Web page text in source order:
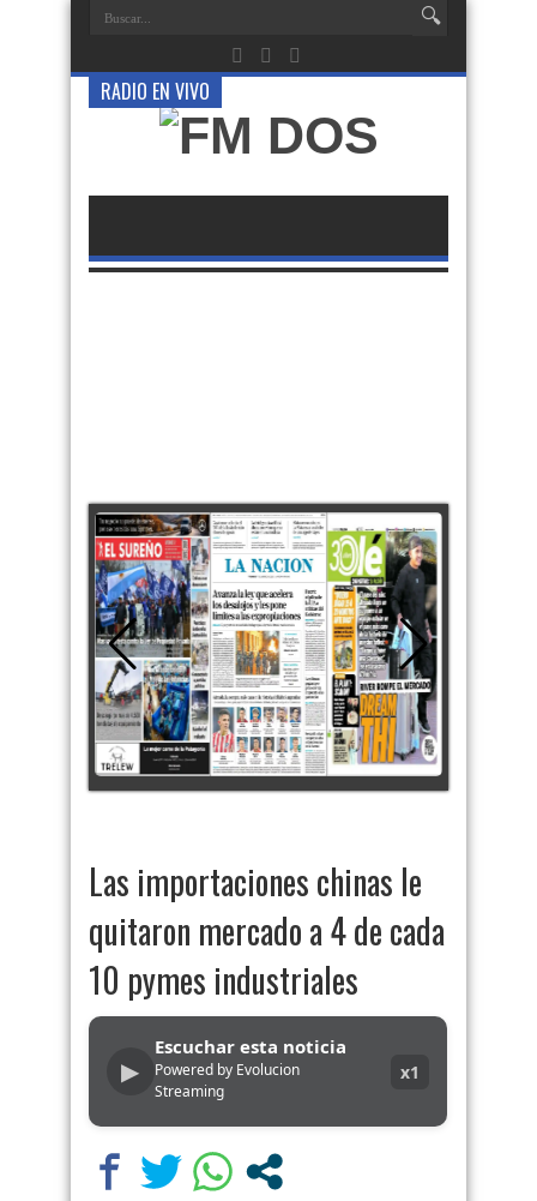
RADIO EN VIVO
Las importaciones chinas le
quitaron mercado a 4 de cada
10 pymes industriales
▶
Escuchar esta noticia
Powered by Evolucion
Streaming
x1